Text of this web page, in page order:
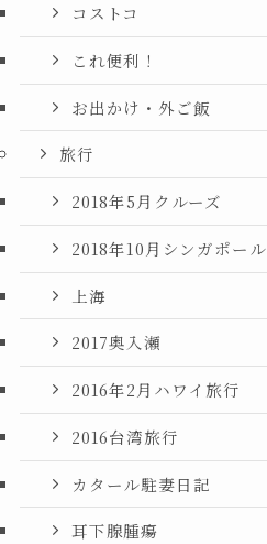
コストコ
これ便利！
お出かけ・外ご飯
旅行
2018年5月クルーズ
2018年10月シンガポール
上海
2017奥入瀬
2016年2月ハワイ旅行
2016台湾旅行
カタール駐妻日記
耳下腺腫瘍